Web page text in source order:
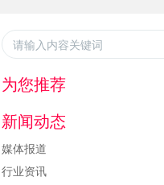
为您推荐
新闻动态
媒体报道
行业资讯